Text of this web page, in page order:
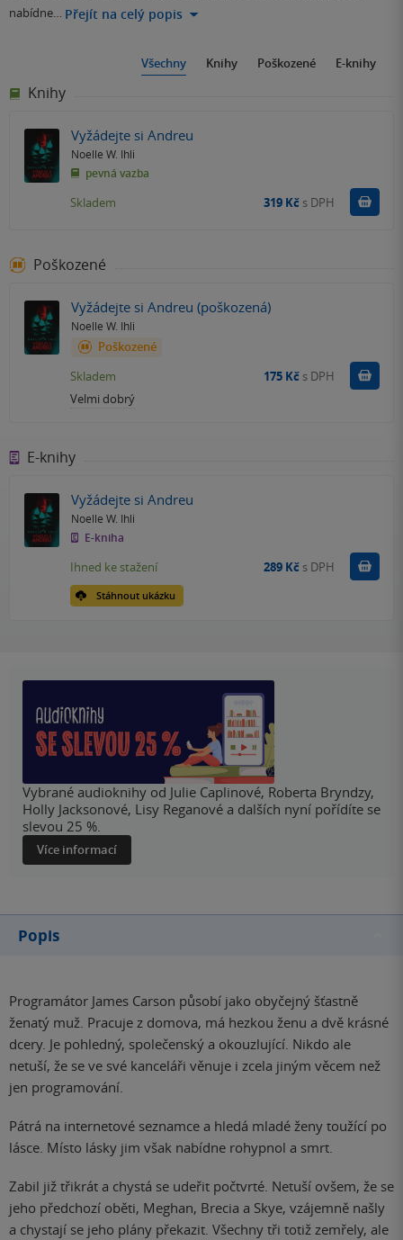
nabídne… Přejít na celý popis
Všechny Knihy Poškozené E-knihy
Knihy
Vyžádejte si Andreu
Noelle W. Ihli
pevná vazba
Skladem 319 Kč s DPH
Poškozené
Vyžádejte si Andreu (poškozená)
Noelle W. Ihli
Poškozené
Velmi dobrý
Skladem 175 Kč s DPH
E-knihy
Vyžádejte si Andreu
Noelle W. Ihli
E-kniha
Stáhnout ukázku
Ihned ke stažení 289 Kč s DPH Koupit
Vybrané audioknihy od Julie Caplinové, Roberta Bryndzy,
Holly Jacksonové, Lisy Reganové a dalších nyní pořídíte se
slevou 25 %.
Více informací
Popis
Programátor James Carson působí jako obyčejný šťastně
ženatý muž. Pracuje z domova, má hezkou ženu a dvě krásné
dcery. Je pohledný, společenský a okouzlující. Nikdo ale
netuší, že se ve své kanceláři věnuje i zcela jiným věcem než
jen programování.
Pátrá na internetové seznamce a hledá mladé ženy toužící po
lásce. Místo lásky jim však nabídne rohypnol a smrt.
Zabil již třikrát a chystá se udeřit počtvrté. Netuší ovšem, že se
jeho předchozí oběti, Meghan, Brecia a Skye, vzájemně našly
a chystají se jeho plány překazit. Všechny tři totiž zemřely, ale